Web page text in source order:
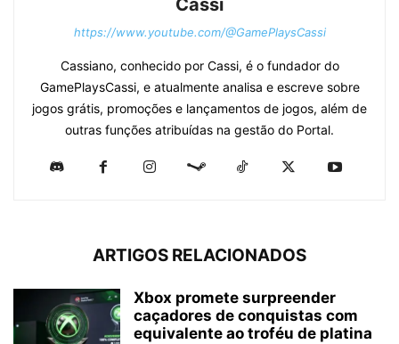
Cassi
https://www.youtube.com/@GamePlaysCassi
Cassiano, conhecido por Cassi, é o fundador do
GamePlaysCassi, e atualmente analisa e escreve sobre
jogos grátis, promoções e lançamentos de jogos, além de
outras funções atribuídas na gestão do Portal.
ARTIGOS RELACIONADOS
Xbox promete surpreender
caçadores de conquistas com
equivalente ao troféu de platina